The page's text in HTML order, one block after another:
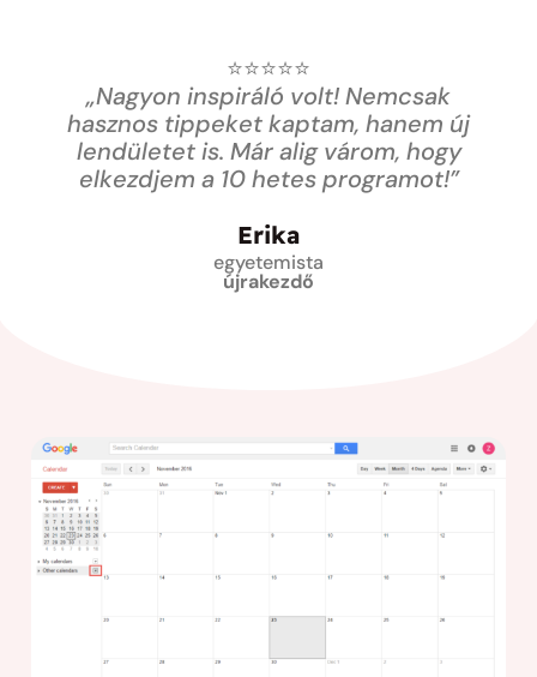
⭐⭐⭐⭐⭐
„Nagyon inspiráló volt! Nemcsak
hasznos tippeket kaptam, hanem új
lendületet is. Már alig várom, hogy
elkezdjem a 10 hetes programot!”
Erika
egyetemista
újrakezdő